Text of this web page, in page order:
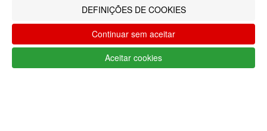
MÉTODOS DE PAGAMENTO
Filtrar por
Limpar filtros
Filtrar
offer advertising tailored to your interests. By
continuing to browse our site, you accept the use of
these cookies. For more information, see our
Privacy and Cookie Policy. You can configure your
preferences in Cookie settings.
Accepted
DEFINIÇÕES DE COOKIES
Continuar sem aceitar
Aceitar cookies